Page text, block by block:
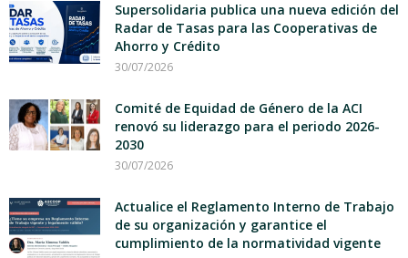
Supersolidaria publica una nueva edición del
Radar de Tasas para las Cooperativas de
Ahorro y Crédito
30/07/2026
Comité de Equidad de Género de la ACI
renovó su liderazgo para el periodo 2026-
2030
30/07/2026
Actualice el Reglamento Interno de Trabajo
de su organización y garantice el
cumplimiento de la normatividad vigente